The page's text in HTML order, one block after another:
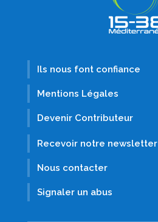
Ils nous font confiance
Mentions Légales
Devenir Contributeur
Recevoir notre newsletter
Nous contacter
Signaler un abus